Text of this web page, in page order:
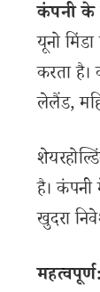
कंपनी के
यूनो
करता
लेलैंड,
है। कंपनी
खुदरा
महत्वपूर्ण: